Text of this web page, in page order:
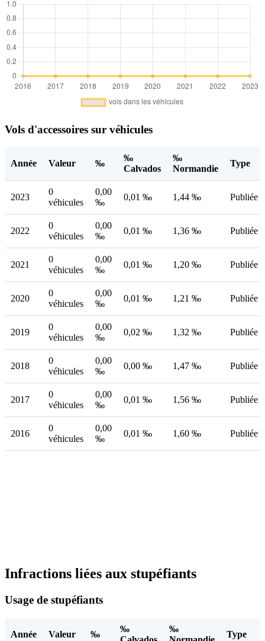
Vols d'accessoires sur véhicules
Année Valeur ‰
‰
Calvados
‰
Normandie
Type
2023
0
véhicules
0,00
‰
0,01 ‰ 1,44 ‰ Publiée
2022
0
véhicules
0,00
‰
0,01 ‰ 1,36 ‰ Publiée
2021
0
véhicules
0,00
‰
0,01 ‰ 1,20 ‰ Publiée
2020
0
véhicules
0,00
‰
0,01 ‰ 1,21 ‰ Publiée
2019
0
véhicules
0,00
‰
0,02 ‰ 1,32 ‰ Publiée
2018
0
véhicules
0,00
‰
0,00 ‰ 1,47 ‰ Publiée
2017
0
véhicules
0,00
‰
0,01 ‰ 1,56 ‰ Publiée
2016
0
véhicules
0,00
‰
0,01 ‰ 1,60 ‰ Publiée
Infractions liées aux stupéfiants
Usage de stupéfiants
Année Valeur ‰
‰
‰
Type